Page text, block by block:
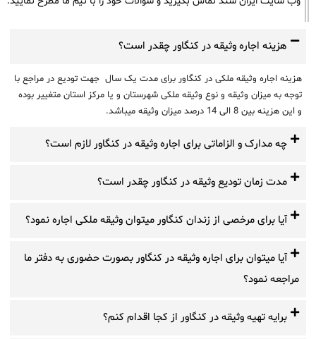
هزینه اجاره وثیقه در کنگاور چقدر است؟
هزینه اجاره وثیقه ملکی در کنگاور برای مدت یک سال جهت تودیع در مراجع با
توجه به میزان وثیقه و نوع وثیقه ملکی شهرستان و یا مرکز استان متغییر بوده
و این هزینه بین 8 الی 14 درصد میزان وثیقه میباشد.
چه مدارک و الزاماتی برای اجاره وثیقه در کنگاور لازم است؟
مدت زمان تودیع وثیقه در کنگاور چقدر است؟
آیا برای مرخصی از زندان کنگاور میتوان وثیقه ملکی اجاره نمود؟
آیا میتوان برای اجاره وثیقه در کنگاور بصورت حضوری به دفتر ما
مراجعه نمود؟
برایه تهیه وثیقه در کنگاور از کجا اقدام کنم؟